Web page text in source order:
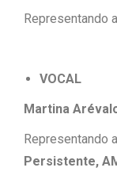
Representando a
VOCAL
Martina
Representando a
Persistente,